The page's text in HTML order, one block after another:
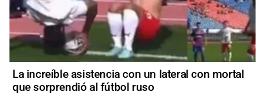
La increíble asistencia con un lateral con mortal
que sorprendió al fútbol ruso